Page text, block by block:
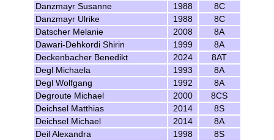
Danzmayr Susanne
1988
8C
Danzmayr Ulrike
1988
8C
Datscher Melanie
2008
8A
Dawari-Dehkordi Shirin
1999
8A
Deckenbacher Benedikt
2024
8AT
Degl Michaela
1993
8A
Degl Wolfgang
1992
8A
Degroute Michael
2000
8CS
Deichsel Matthias
2014
8S
Deichsel Michael
2014
8A
Deil Alexandra
1998
8S